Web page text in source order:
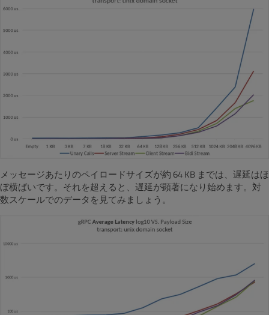
メッセージあたりのペイロードサイズが約 64 KB までは、遅延はほ
ぼ横ばいです。それを超えると、遅延が顕著になり始めます。対
数スケールでのデータを見てみましょう。